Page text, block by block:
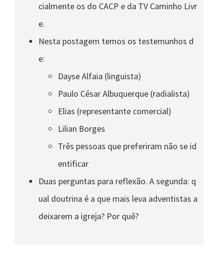
cialmente os do CACP e da TV Caminho Livr
e.
Nesta postagem temos os testemunhos d
e:
Dayse Alfaia (linguista)
Paulo César Albuquerque (radialista)
Elias (representante comercial)
Lilian Borges
Três pessoas que preferiram não se id
entificar
Duas perguntas para reflexão. A segunda: q
ual doutrina é a que mais leva adventistas a
deixarem a igreja? Por quê?